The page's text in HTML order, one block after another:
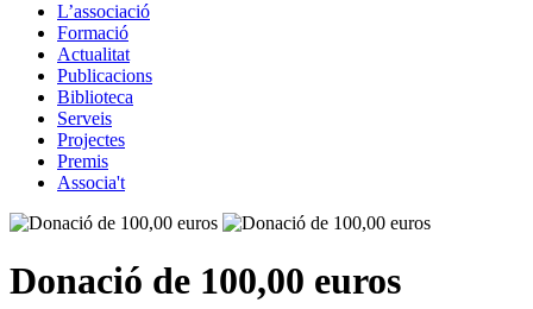
L’associació
Formació
Actualitat
Publicacions
Biblioteca
Serveis
Projectes
Premis
Associa't
Donació de 100,00 euros